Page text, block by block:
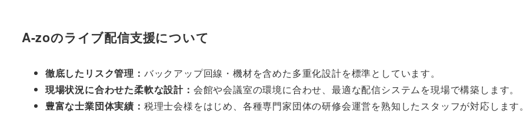
A-zoのライブ配信支援について
徹底したリスク管理： バックアップ回線・機材を含めた多重化設計を標準としています。
現場状況に合わせた柔軟な設計： 会館や会議室の環境に合わせ、最適な配信システムを現場で構築します。
豊富な士業団体実績： 税理士会様をはじめ、各種専門家団体の研修会運営を熟知したスタッフが対応します